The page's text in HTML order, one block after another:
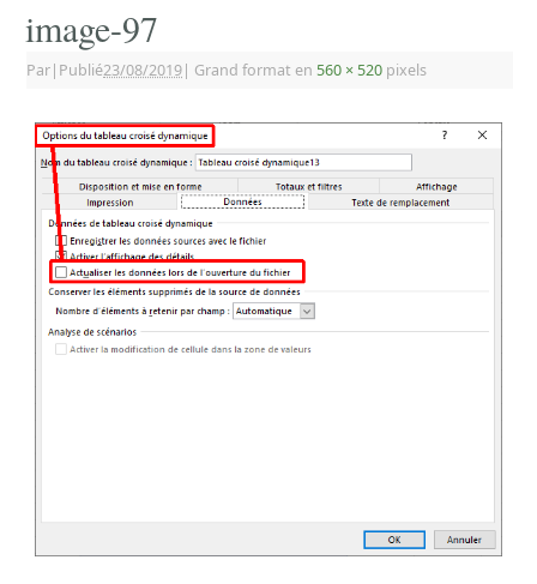
image-97
Par| Publié23/08/2019| Grand format en 560 × 520 pixels